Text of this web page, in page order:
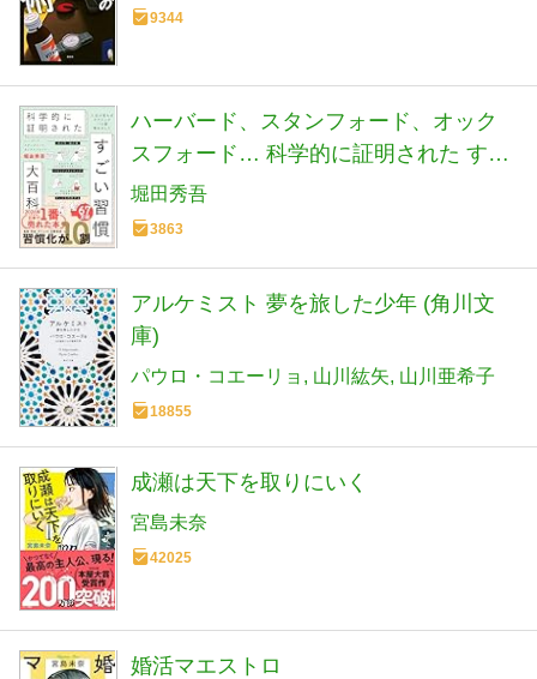
9344
ハーバード、スタンフォード、オック
スフォード… 科学的に証明された すご
い習慣大百科 人生が変わるテクニック
112個集めました
堀田秀吾
3863
アルケミスト 夢を旅した少年 (角川文
庫)
パウロ・コエーリョ 山川紘矢 山川亜希子
18855
成瀬は天下を取りにいく
宮島未奈
42025
婚活マエストロ